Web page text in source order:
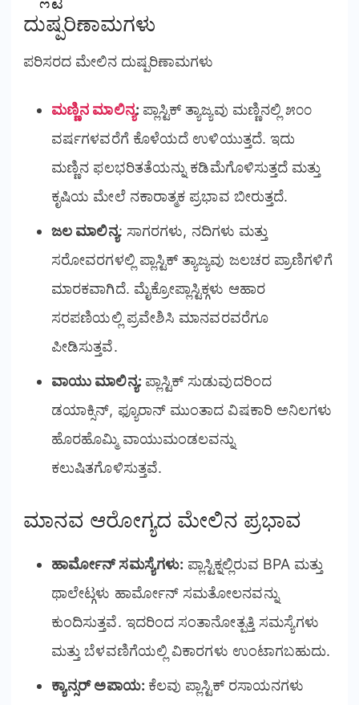
ದುಷ್ಪರಿಣಾಮಗಳು
ಪರಿಸರದ ಮೇಲಿನ ದುಷ್ಪರಿಣಾಮಗಳು
ಮಣ್ಣಿನ ಮಾಲಿನ್ಯ: ಪ್ಲಾಸ್ಟಿಕ್ ತ್ಯಾಜ್ಯವು ಮಣ್ಣಿನಲ್ಲಿ ೫೦೦
ವರ್ಷಗಳವರೆಗೆ ಕೊಳೆಯದೆ ಉಳಿಯುತ್ತದೆ. ಇದು
ಮಣ್ಣಿನ ಫಲಭರಿತತೆಯನ್ನು ಕಡಿಮೆಗೊಳಿಸುತ್ತದೆ ಮತ್ತು
ಕೃಷಿಯ ಮೇಲೆ ನಕಾರಾತ್ಮಕ ಪ್ರಭಾವ ಬೀರುತ್ತದೆ.
ಜಲ ಮಾಲಿನ್ಯ: ಸಾಗರಗಳು, ನದಿಗಳು ಮತ್ತು
ಸರೋವರಗಳಲ್ಲಿ ಪ್ಲಾಸ್ಟಿಕ್ ತ್ಯಾಜ್ಯವು ಜಲಚರ ಪ್ರಾಣಿಗಳಿಗೆ
ಮಾರಕವಾಗಿದೆ. ಮೈಕ್ರೋಪ್ಲಾಸ್ಟಿಕ್ಗಳು ಆಹಾರ
ಸರಪಣಿಯಲ್ಲಿ ಪ್ರವೇಶಿಸಿ ಮಾನವರವರೆಗೂ
ಪೀಡಿಸುತ್ತವೆ.
ವಾಯು ಮಾಲಿನ್ಯ: ಪ್ಲಾಸ್ಟಿಕ್ ಸುಡುವುದರಿಂದ
ಡಯಾಕ್ಸಿನ್, ಫ್ಯೂರಾನ್ ಮುಂತಾದ ವಿಷಕಾರಿ ಅನಿಲಗಳು
ಹೊರಹೊಮ್ಮಿ ವಾಯುಮಂಡಲವನ್ನು
ಕಲುಷಿತಗೊಳಿಸುತ್ತವೆ.
ಮಾನವ ಆರೋಗ್ಯದ ಮೇಲಿನ ಪ್ರಭಾವ
ಹಾರ್ಮೋನ್ ಸಮಸ್ಯೆಗಳು: ಪ್ಲಾಸ್ಟಿಕ್ನಲ್ಲಿರುವ BPA ಮತ್ತು
ಥಾಲೇಟ್ಗಳು ಹಾರ್ಮೋನ್ ಸಮತೋಲನವನ್ನು
ಕುಂದಿಸುತ್ತವೆ. ಇದರಿಂದ ಸಂತಾನೋತ್ಪತ್ತಿ ಸಮಸ್ಯೆಗಳು
ಮತ್ತು ಬೆಳವಣಿಗೆಯಲ್ಲಿ ವಿಕಾರಗಳು ಉಂಟಾಗಬಹುದು.
ಕ್ಯಾನ್ಸರ್ ಅಪಾಯ: ಕೆಲವು ಪ್ಲಾಸ್ಟಿಕ್ ರಸಾಯನಗಳು